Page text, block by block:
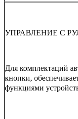
УПРАВЛЕНИЕ С
Для комплектаций
кнопки,
функциями